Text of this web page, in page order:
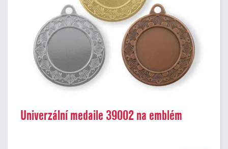
Univerzální medaile 39002 na emblém